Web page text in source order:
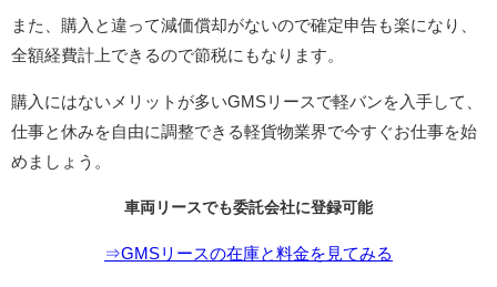
また、購入と違って減価償却がないので確定申告も楽になり、
全額経費計上できるので節税にもなります。
購入にはないメリットが多いGMSリースで軽バンを入手して、
仕事と休みを自由に調整できる軽貨物業界で今すぐお仕事を始
めましょう。
車両リースでも委託会社に登録可能
⇒GMSリースの在庫と料金を見てみる